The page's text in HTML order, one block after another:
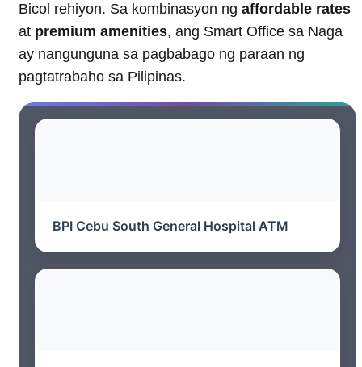
Bicol rehiyon. Sa kombinasyon ng affordable rates
at premium amenities, ang Smart Office sa Naga
ay nangunguna sa pagbabago ng paraan ng
pagtatrabaho sa Pilipinas.
BPI Cebu South General Hospital ATM